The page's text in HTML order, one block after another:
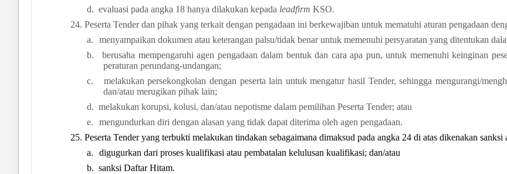
d. evaluasi pada angka 18 hanya dilakukan kepada leadfirm KSO.
24. Peserta Tender dan pihak yang terkait dengan pengadaan ini berkewajiban untuk mematuhi aturan pengadaan
a.
menyampaikan dokumen atau keterangan palsu/tidak benar untuk memenuhi persyaratan yang ditentukan
b.
berusaha mempengaruhi agen pengadaan dalam bentuk dan cara apa pun, untuk memenuhi keinginan
peraturan perundang-undangan;
c.
melakukan persekongkolan dengan peserta lain untuk mengatur hasil Tender, sehingga mengurangi/
dan/atau merugikan pihak lain;
d. melakukan korupsi, kolusi, dan/atau nepotisme dalam pemilihan Peserta Tender; atau
e.
mengundurkan diri dengan alasan yang tidak dapat diterima oleh agen pengadaan.
25. Peserta Tender yang terbukti melakukan tindakan sebagaimana dimaksud pada angka 24 di atas dikenakan sanksi
a.
digugurkan dari proses kualifikasi atau pembatalan kelulusan kualifikasi; dan/atau
b. sanksi Daftar Hitam.